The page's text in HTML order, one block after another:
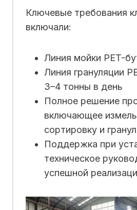
Ключевые требования
включали:
Линия мойки PET-
Линия грануляции
3–4 тонны в день
Полное решение
включающее
сортировку и
Поддержка при
техническое
успешной